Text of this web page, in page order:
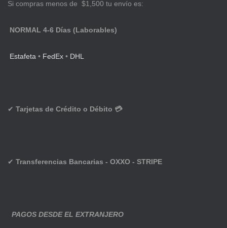
Si compras menos de $1,500 tu envío es:
NORMAL 4-6 Días (Laborables)
Estafeta • FedEx • DHL
✔ Tarjetas de Crédito o Débito 💳
✔ Transferencias Bancarias - OXXO - STRIPE
PAGOS DESDE EL EXTRANJERO